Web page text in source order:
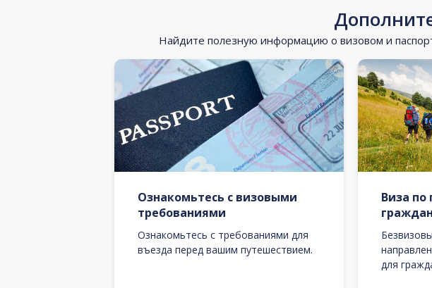
Найдите полезную информацию о визовом и
Ознакомьтесь с визовыми
требованиями
Ознакомьтесь с требованиями для
въезда перед вашим путешествием.
Виза
для